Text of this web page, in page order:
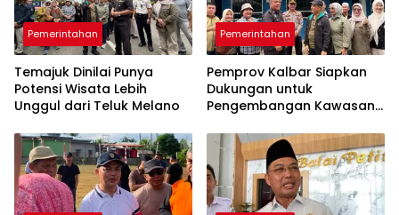
Pemerintahan
Temajuk Dinilai Punya
Potensi Wisata Lebih
Unggul dari Teluk Melano
Pemerintahan
Pemprov Kalbar Siapkan
Dukungan untuk
Pengembangan Kawasan